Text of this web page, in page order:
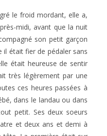
le froid mordant, elle a,
midi, avant que la nuit
son petit garçon
était fier de pédaler sans
était heureuse de sentir
très légèrement par une
ces heures passées à
dans le landau ou dans
petit. Ses deux soeurs
et deux ans et demi à